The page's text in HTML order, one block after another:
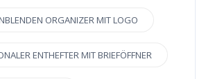
ORGANIZER MIT LOGO
ENTHEFTER MIT BRIEFÖFFNER